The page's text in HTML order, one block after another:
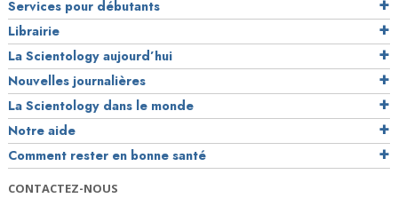
Services pour débutants
Librairie
La Scientology aujourd’hui
Nouvelles journalières
La Scientology dans le monde
Notre aide
Comment rester en bonne santé
CONTACTEZ-NOUS